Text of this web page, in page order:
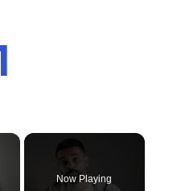
×
Now Playing